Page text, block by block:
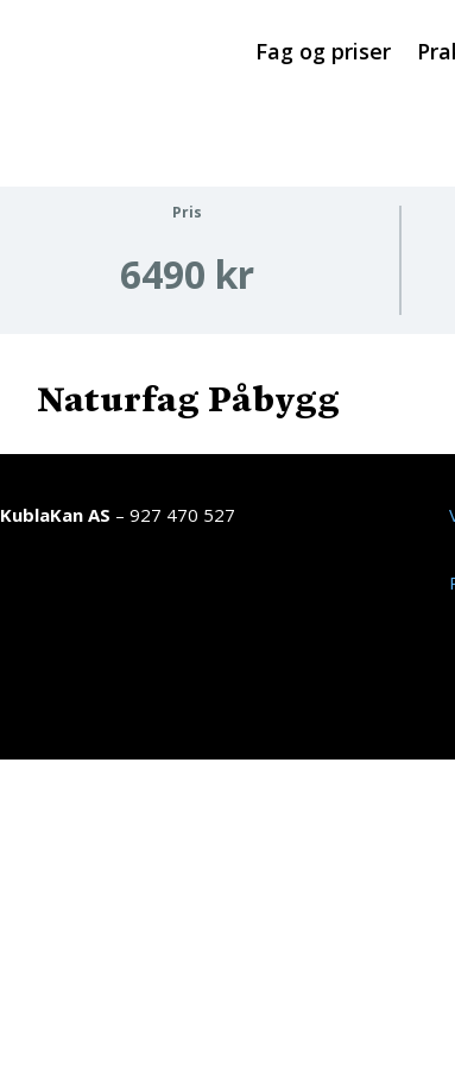
Fag og priser
Pris
6490 kr
Naturfag Påbygg
KublaKan AS – 927 470 527